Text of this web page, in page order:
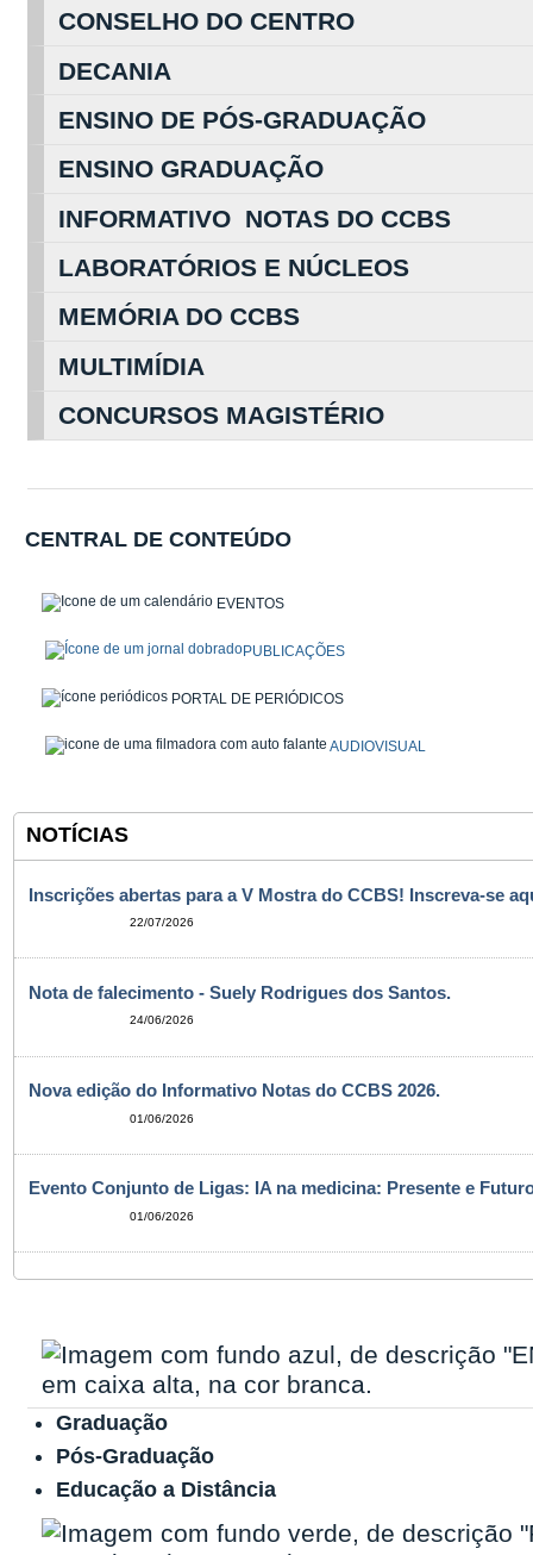
CONSELHO DO CENTRO
DECANIA
ENSINO DE PÓS-GRADUAÇÃO
ENSINO GRADUAÇÃO
INFORMATIVO NOTAS DO CCBS
LABORATÓRIOS E NÚCLEOS
MEMÓRIA DO CCBS
MULTIMÍDIA
CONCURSOS MAGISTÉRIO
CENTRAL DE CONTEÚDO
EVENTOS
PUBLICAÇÕES
PORTAL DE PERIÓDICOS
AUDIOVISUAL
NOTÍCIAS
Inscrições abertas para a V Mostra do CCBS! Inscreva-se
22/07/2026
Nota de falecimento - Suely Rodrigues dos Santos.
24/06/2026
Nova edição do Informativo Notas do CCBS 2026.
01/06/2026
Evento Conjunto de Ligas: IA na medicina: Presente e
01/06/2026
Graduação
Pós-Graduação
Educação a Distância